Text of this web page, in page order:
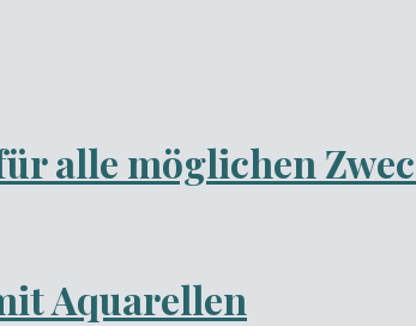
alle möglichen
Aquarellen